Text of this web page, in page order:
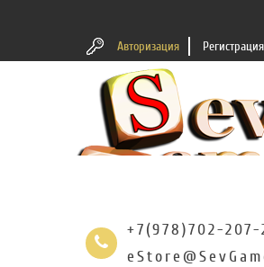
Авторизация Регистрация
+7(978)702-207-